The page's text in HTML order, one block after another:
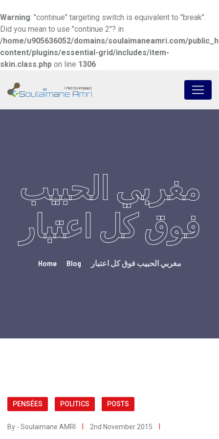
Warning: "continue" targeting switch is equivalent to "break".
Did you mean to use "continue 2"? in
/home/u905636052/domains/soulaimaneamri.com/
content/plugins/essential-grid/includes/item-
skin.class.php on line 1306
content
مغربي الحبيب
فوق كل اعتبار
Home Blog مغربي الحبيب فوق كل اعتبار
PENSÉES POLITICS POSTS
By - Soulaimane AMRI 2nd November 2015